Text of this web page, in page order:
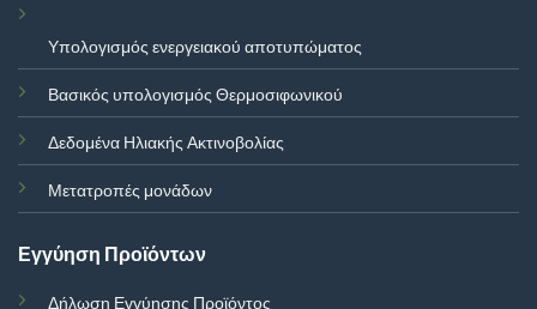
Υπολογισμός ενεργειακού αποτυπώματος
Βασικός υπολογισμός Θερμοσιφωνικού
Δεδομένα Ηλιακής Ακτινοβολίας
Μετατροπές μονάδων
Εγγύηση Προϊόντων
Δήλωση Εγγύησης Προϊόντος